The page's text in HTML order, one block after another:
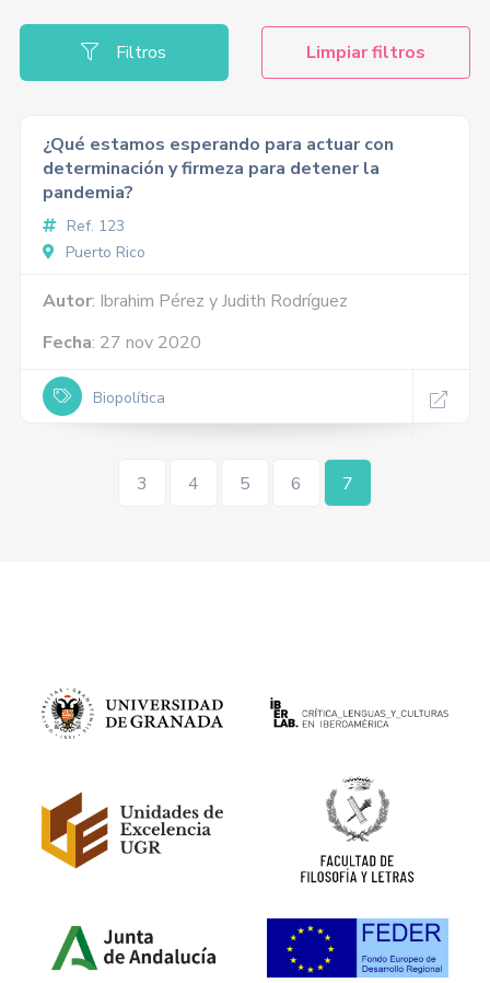
Filtros Limpiar filtros
¿Qué estamos esperando para actuar con
determinación y firmeza para detener la
pandemia?
Ref. 123
Puerto Rico
Autor: Ibrahim Pérez y Judith Rodríguez
Fecha: 27 nov 2020
Biopolítica
3 4 5 6 7